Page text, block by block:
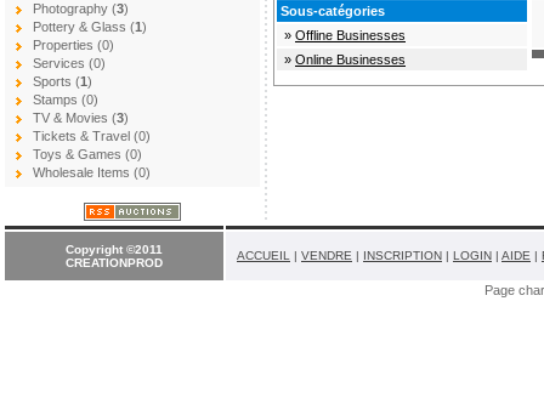
Photography (3)
Pottery & Glass (1)
Properties (0)
Services (0)
Sports (1)
Stamps (0)
TV & Movies (3)
Tickets & Travel (0)
Toys & Games (0)
Wholesale Items (0)
Sous-catégories
» Offline Businesses
» Online Businesses
Copyright ©2011
CREATIONPROD
ACCUEIL | VENDRE | INSCRIPTION | LOGIN | AIDE |
Page